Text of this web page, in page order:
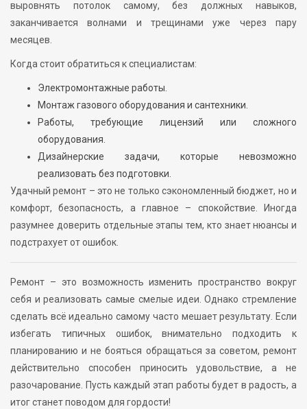
выровнять потолок самому, без должных навыков,
заканчивается волнами и трещинами уже через пару
месяцев.
Когда стоит обратиться к специалистам:
Электромонтажные работы.
Монтаж газового оборудования и сантехники.
Работы, требующие лицензий или сложного
оборудования.
Дизайнерские задачи, которые невозможно
реализовать без подготовки.
Удачный ремонт – это не только сэкономленный бюджет, но и
комфорт, безопасность, а главное – спокойствие. Иногда
разумнее доверить отдельные этапы тем, кто знает нюансы и
подстрахует от ошибок.
Ремонт – это возможность изменить пространство вокруг
себя и реализовать самые смелые идеи. Однако стремление
сделать всё идеально самому часто мешает результату. Если
избегать типичных ошибок, внимательно подходить к
планированию и не бояться обращаться за советом, ремонт
действительно способен приносить удовольствие, а не
разочарование. Пусть каждый этап работы будет в радость, а
итог станет поводом для гордости!